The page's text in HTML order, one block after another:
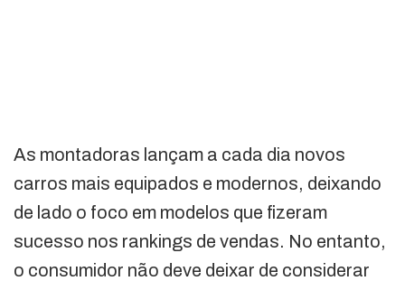
As montadoras lançam a cada dia novos
carros mais equipados e modernos, deixando
de lado o foco em modelos que fizeram
sucesso nos rankings de vendas. No entanto,
o consumidor não deve deixar de considerar